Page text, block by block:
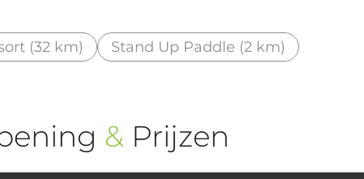
(32 km) Stand Up Paddle (2 km)
& Prijzen